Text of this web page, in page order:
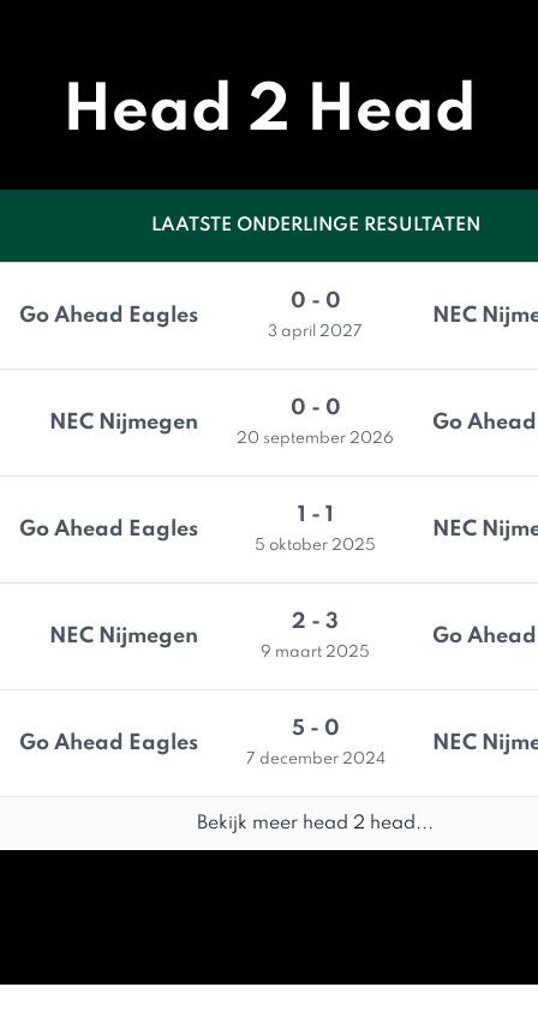
Head 2 Head
LAATSTE ONDERLINGE RESULTATEN
Go Ahead Eagles
0 - 0
3 april 2027
NEC
NEC Nijmegen
0 - 0
20 september 2026
Go
Go Ahead Eagles
1 - 1
5 oktober 2025
NEC
NEC Nijmegen
2 - 3
9 maart 2025
Go
Go Ahead Eagles
5 - 0
7 december 2024
NEC
Bekijk meer head 2 head...